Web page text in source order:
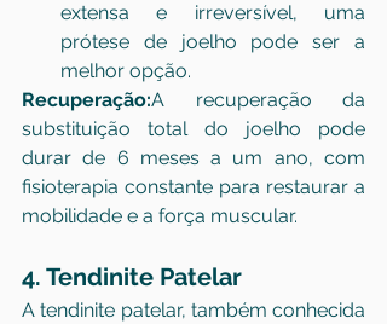
extensa e irreversível, uma
prótese de joelho pode ser a
melhor opção.
Recuperação:A recuperação da
substituição total do joelho pode
durar de 6 meses a um ano, com
fisioterapia constante para restaurar a
mobilidade e a força muscular.
4. Tendinite Patelar
A tendinite patelar, também conhecida